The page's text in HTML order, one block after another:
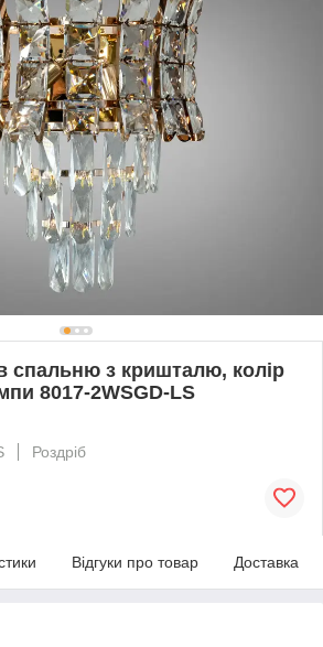
спальню з кришталю, колір
8017-2WSGD-LS
Роздріб
Відгуки про товар Доставка